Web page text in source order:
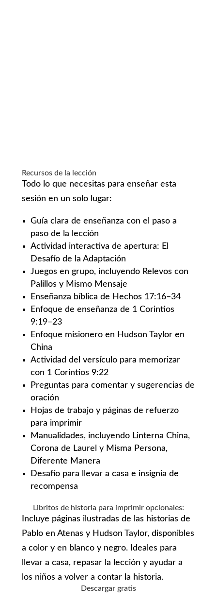
Recursos de la lección
Todo lo que necesitas para enseñar esta
sesión en un solo lugar:
Guía clara de enseñanza con el paso a
paso de la lección
Actividad interactiva de apertura: El
Desafío de la Adaptación
Juegos en grupo, incluyendo Relevos con
Palillos y Mismo Mensaje
Enseñanza bíblica de Hechos 17:16–34
Enfoque de enseñanza de 1 Corintios
9:19–23
Enfoque misionero en Hudson Taylor en
China
Actividad del versículo para memorizar
con 1 Corintios 9:22
Preguntas para comentar y sugerencias de
oración
Hojas de trabajo y páginas de refuerzo
para imprimir
Manualidades, incluyendo Linterna China,
Corona de Laurel y Misma Persona,
Diferente Manera
Desafío para llevar a casa e insignia de
recompensa
Libritos de historia para imprimir opcionales:
Incluye páginas ilustradas de las historias de
Pablo en Atenas y Hudson Taylor, disponibles
a color y en blanco y negro. Ideales para
llevar a casa, repasar la lección y ayudar a
los niños a volver a contar la historia.
Descargar gratis